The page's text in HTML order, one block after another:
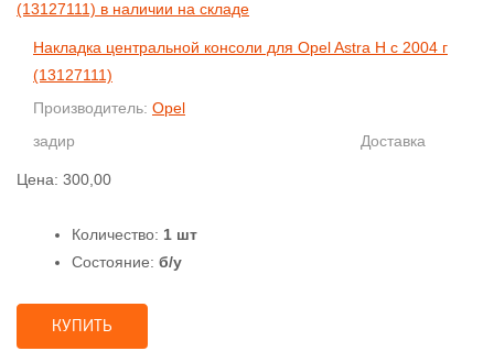
Накладка центральной консоли для Opel Astra H с 2004 г
(13127111)
Производитель: Opel
задир
Доставка
Цена: 300,00
Количество: 1 шт
Состояние: б/у
КУПИТЬ